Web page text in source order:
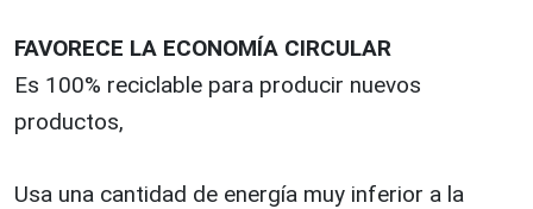
FAVORECE LA ECONOMÍA CIRCULAR
Es 100% reciclable para producir nuevos
productos,
Usa una cantidad de energía muy inferior a la